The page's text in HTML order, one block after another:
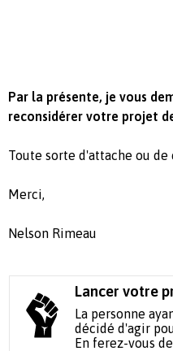
Par la présente, je vous
reconsidérer votre projet
Toute sorte d'attache ou
Merci,
Nelson Rimeau
Lancer votre
La personne
décidé d'agir
En ferez-vous